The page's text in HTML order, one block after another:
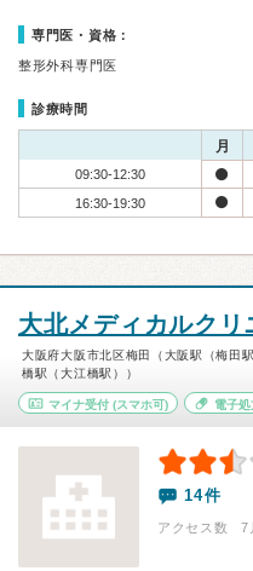
専門医・資格：
整形外科専門医
診療時間
月
09:30-12:30
16:30-19:30
大北メディカルクリ
大阪府大阪市北区梅田（大阪駅（梅田
橋駅（大江橋駅））
マイナ受付 (スマホ可) 電子
14件
アクセス数 7